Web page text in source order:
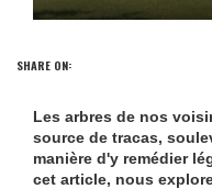
SHARE ON:
Les arbres de nos
source de tracas,
manière d'y remédier
cet article, nous